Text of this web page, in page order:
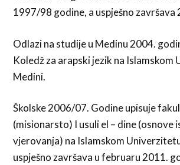
1997/98 godine, a uspješno završava
Odlazi na studije u Medinu 2004.
Koledž za arapski jezik na Islamskom
Medini.
Školske 2006/07. Godine upisuje
(misionarsto) I usuli el – dine (osnove
vjerovanja) na Islamskom
uspješno završava u februaru 2011.